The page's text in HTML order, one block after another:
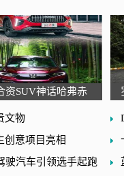
资SUV神话哈弗赤
文物
创意项目亮相
驶汽车引领选手起跑